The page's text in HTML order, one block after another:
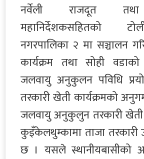
नर्वेली राजदूत तथा
महानिर्देशकसहितको
नगरपालिका २ मा सञ्चालन
कार्यक्रम तथा सोही
जलवायु अनुकुलन पविधि
तरकारी खेती कार्यक्रमको
जलवायु अनुकुलुन तरकारी खेती
कुइँकेलथुम्कामा ताजा तरकारी
छ । यसले स्थानीयबासीको